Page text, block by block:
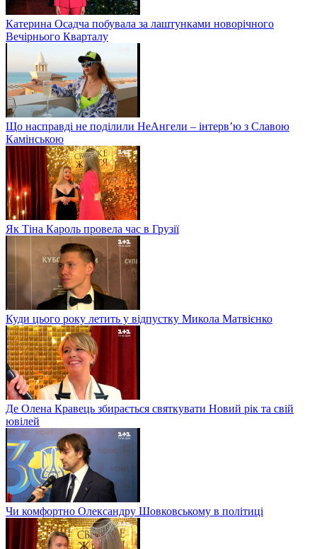
Катерина Осадча побувала за лаштунками новорічного
Вечірнього Кварталу
Що насправді не поділили НеАнгели – інтерв’ю з Славою
Камінською
Як Тіна Кароль провела час в Грузії
Куди цього року летить у відпустку Микола Матвієнко
Де Олена Кравець збирається святкувати Новий рік та свій
ювілей
Чи комфортно Олександру Шовковському в політиці